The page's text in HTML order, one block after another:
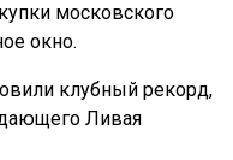
московского
окно.
клубный рекорд,
Ливая